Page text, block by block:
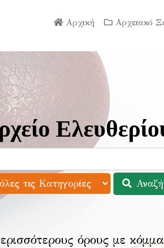
Αρχική Αρχειακό
όρους με